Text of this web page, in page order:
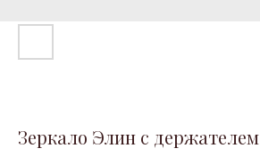
Зеркало Элин с держателем